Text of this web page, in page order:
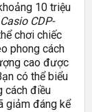
10 triệu
CDP-
chơi chiếc
phong cách
cao được
có thể biểu
cách điều
giảm đáng kể